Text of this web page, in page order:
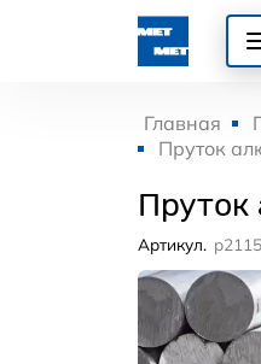
Главная
Пруток
Артикул.